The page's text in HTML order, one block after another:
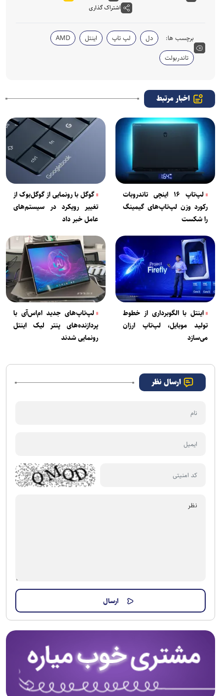
اشتراک گذاری
برچسب ها: دل لپ تاپ اینتل
AMD
تاندربولت
اخبار مرتبط
لپ‌تاپ ۱۶ اینچی تاندروبات
رکورد وزن لپ‌تاپ‌های گیمینگ
را شکست
گوگل با رونمایی از گوگل‌بوک از
تغییر رویکرد در سیستم‌های
عامل خبر داد
اینتل با الگوبرداری از خطوط
تولید موبایل، لپ‌تاپ ارزان
می‌سازد
لپ‌تاپ‌های جدید ام‌اس‌آی با
پردازنده‌های پنتر لیک اینتل
رونمایی شدند
ارسال نظر